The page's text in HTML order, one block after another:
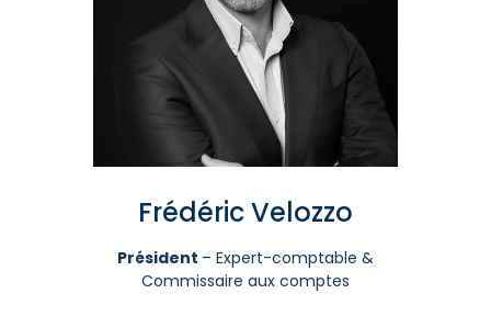
Frédéric Velozzo
Président – Expert-comptable &
Commissaire aux comptes